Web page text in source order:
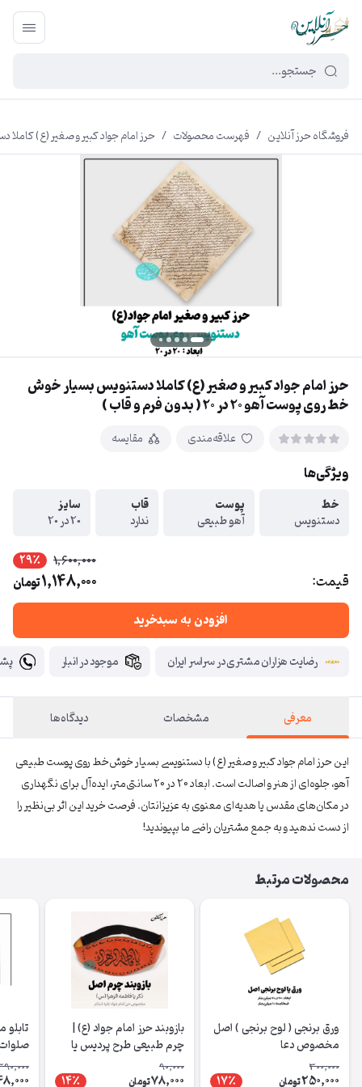
449f43cf-3da2-4422-bb12-2566cb5b8b05
فروشگاه حرز آنلاین / فهرست محصولات / حرز امام جواد کبیر و صغیر (ع) کاملا دستنویس
حرز امام جواد کبیر و صغیر (ع) کاملا دستنویس بسیار خوش
خط روی پوست آهو 20 در 20 ( بدون فرم و قاب )
علاقه‌مندی مقایسه
ویژگی‌ها
خط
دستنویس
پوست
آهو طبیعی
قاب
ندارد
سایز
20 در 20
قیمت:
1,600,000 29٪
1,148,000تومان
افزودن به سبدخرید
رضایت هزاران مشتری در سراسر ایران موجود در انبار پشتیبانی
معرفی مشخصات
دیدگاه‌ها
این حرز امام جواد کبیر و صغیر (ع) با دستنویسی بسیار خوش‌خط روی پوست طبیعی
آهو، جلوه‌ای از هنر و اصالت است. ابعاد 20 در 20 سانتی‌متر، ایده‌آل برای نگهداری
در مکان‌های مقدس یا هدیه‌ای معنوی به عزیزانتان. فرصت خرید این اثر بی‌نظیر را
از دست ندهید و به جمع مشتریان راضی ما بپیوندید!
محصولات مرتبط
ورق برنجی ( لوح برنجی ) اصل
مخصوص دعا
300,000
250,000تومان 17٪
بازوبند حرز امام جواد (ع) |
چرم طبیعی طرح پردیس یا
فاطمه الزهرا س
90,000
78,000تومان 14٪